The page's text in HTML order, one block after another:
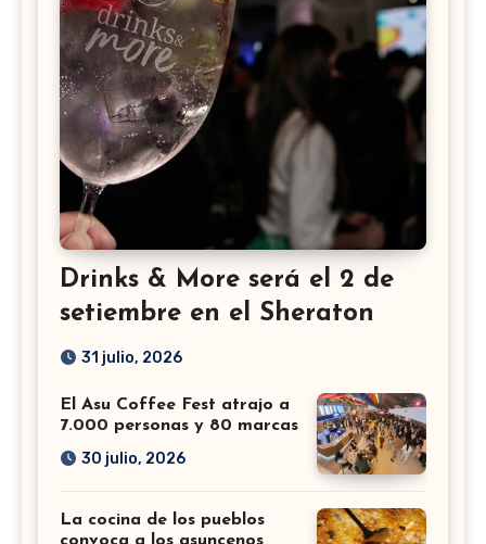
Drinks & More será el 2 de
setiembre en el Sheraton
31 julio, 2026
El Asu Coffee Fest atrajo a
7.000 personas y 80 marcas
30 julio, 2026
La cocina de los pueblos
convoca a los asuncenos